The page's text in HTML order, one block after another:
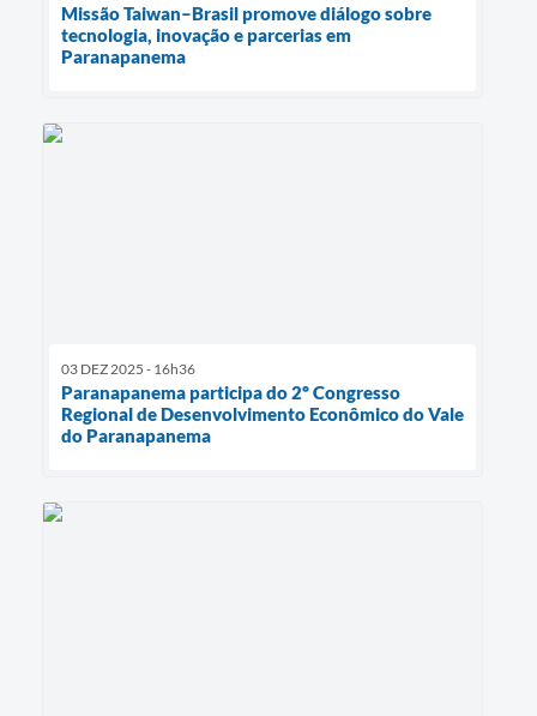
Missão Taiwan–Brasil promove diálogo sobre
tecnologia, inovação e parcerias em
Paranapanema
03 DEZ 2025 - 16h36
Paranapanema participa do 2º Congresso
Regional de Desenvolvimento Econômico do Vale
do Paranapanema